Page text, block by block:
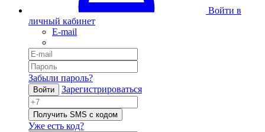
Войти в
личный кабинет
E-mail
Забыли пароль?
Войти Зарегистрироваться
Получить SMS с кодом
Уже есть код?